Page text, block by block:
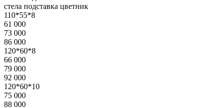
стела подставка цветник
110*55*8
61 000
73 000
86 000
120*60*8
66 000
79 000
92 000
120*60*10
75 000
88 000